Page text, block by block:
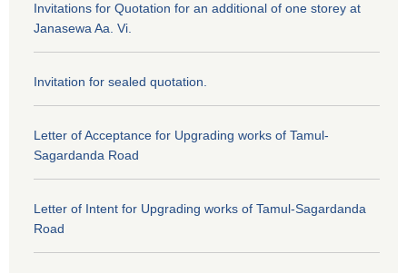
Invitations for Quotation for an additional of one storey at
Janasewa Aa. Vi.
Invitation for sealed quotation.
Letter of Acceptance for Upgrading works of Tamul-
Sagardanda Road
Letter of Intent for Upgrading works of Tamul-Sagardanda
Road